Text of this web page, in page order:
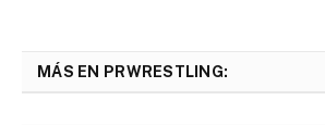
MÁS EN PRWRESTLING: